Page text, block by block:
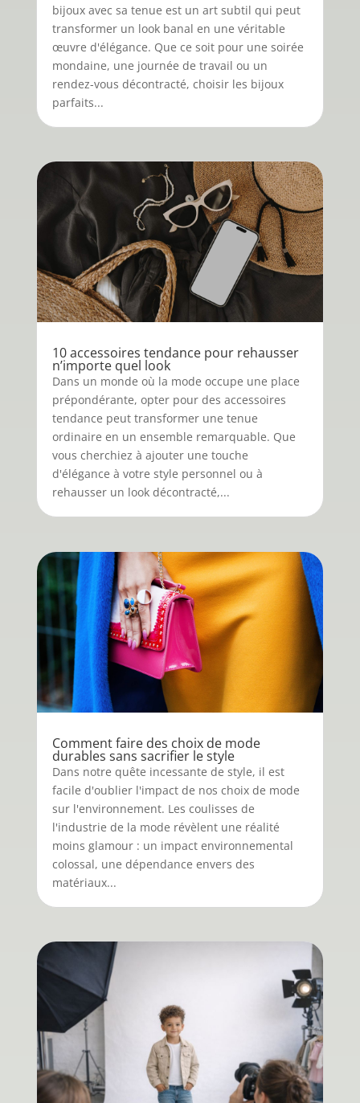
bijoux avec sa tenue est un art subtil qui peut
transformer un look banal en une véritable
œuvre d'élégance. Que ce soit pour une soirée
mondaine, une journée de travail ou un
rendez-vous décontracté, choisir les bijoux
parfaits...
10 accessoires tendance pour rehausser
n’importe quel look
Dans un monde où la mode occupe une place
prépondérante, opter pour des accessoires
tendance peut transformer une tenue
ordinaire en un ensemble remarquable. Que
vous cherchiez à ajouter une touche
d'élégance à votre style personnel ou à
rehausser un look décontracté,...
Comment faire des choix de mode
durables sans sacrifier le style
Dans notre quête incessante de style, il est
facile d'oublier l'impact de nos choix de mode
sur l'environnement. Les coulisses de
l'industrie de la mode révèlent une réalité
moins glamour : un impact environnemental
colossal, une dépendance envers des
matériaux...